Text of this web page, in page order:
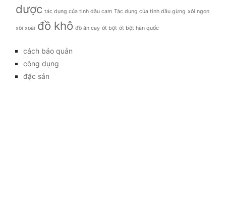
dược tác dụng của tinh dầu cam Tác dụng của tinh dầu gừng xôi ngon
xôi xoài đồ khô đồ ăn cay ớt bột ớt bột hàn quốc
cách bảo quản
công dụng
đặc sản